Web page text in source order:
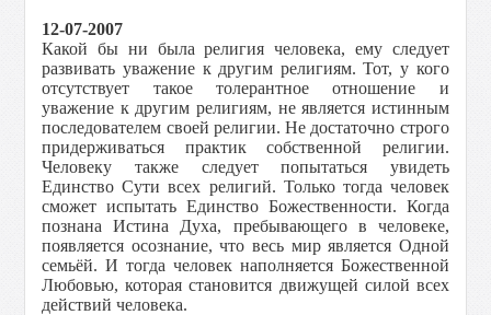
12-07-2007
Какой бы ни была религия человека, ему следует
развивать уважение к другим религиям. Тот, у кого
отсутствует такое толерантное отношение и
уважение к другим религиям, не является истинным
последователем своей религии. Не достаточно строго
придерживаться практик собственной религии.
Человеку также следует попытаться увидеть
Единство Сути всех религий. Только тогда человек
сможет испытать Единство Божественности. Когда
познана Истина Духа, пребывающего в человеке,
появляется осознание, что весь мир является Одной
семьёй. И тогда человек наполняется Божественной
Любовью, которая становится движущей силой всех
действий человека.